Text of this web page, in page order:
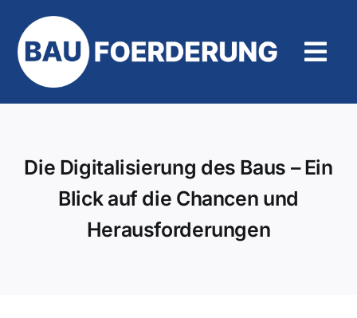
Inhalt
springen
Die Digitalisierung des Baus – Ein
Blick auf die Chancen und
Herausforderungen